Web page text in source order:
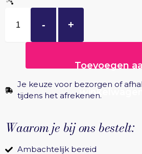
- +
Toevoegen
winkelwagen
Je keuze voor bezorgen of
tijdens het afrekenen.
Waarom je bij ons bestelt:
Ambachtelijk bereid